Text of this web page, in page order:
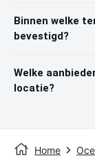
Binnen welke
bevestigd?
Welke
locatie?
Home